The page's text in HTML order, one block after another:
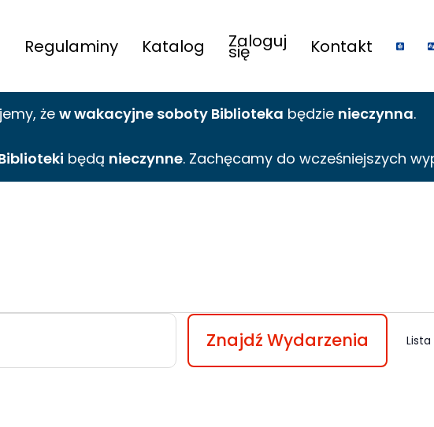
Regulaminy Katalog Zaloguj
się Kontakt
że w wakacyjne soboty Biblioteka będzie nieczynna.
będą nieczynne. Zachęcamy do wcześniejszych
Znajdź Wydarzenia Lista